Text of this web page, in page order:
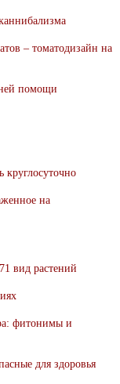
– томатодизайн на
помощи
круглосуточно
на
вид растений
фитонимы и
для здоровья